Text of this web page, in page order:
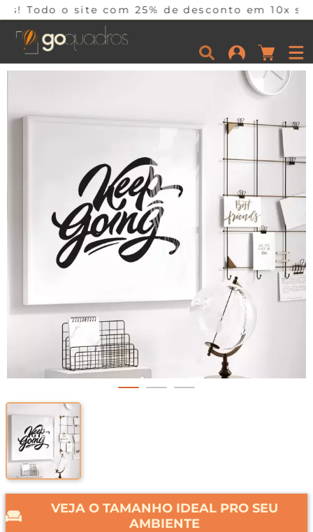
com 25% de desconto em 10x sem juros
VEJA O TAMANHO IDEAL PRO SEU
AMBIENTE